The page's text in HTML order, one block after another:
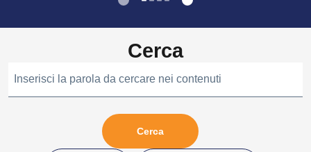
Cerca
Inserisci la parola da cercare nei contenuti